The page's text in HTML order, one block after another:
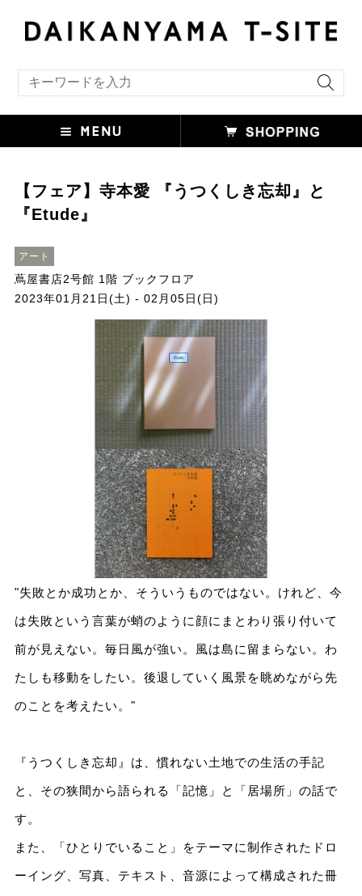
【フェア】寺本愛 『うつくしき忘却』と
『Etude』
アート
蔦屋書店2号館 1階 ブックフロア
2023年01月21日(土) - 02月05日(日)
"失敗とか成功とか、そういうものではない。けれど、今
は失敗という言葉が蛸のように顔にまとわり張り付いて
前が見えない。毎日風が強い。風は島に留まらない。わ
たしも移動をしたい。後退していく風景を眺めながら先
のことを考えたい。"
『うつくしき忘却』は、慣れない土地での生活の手記
と、その狭間から語られる「記憶」と「居場所」の話で
す。
また、「ひとりでいること」をテーマに制作されたドロ
ーイング、写真、テキスト、音源によって構成された冊